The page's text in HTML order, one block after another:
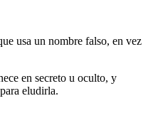
usa un nombre falso, en vez
en secreto u oculto, y
eludirla.